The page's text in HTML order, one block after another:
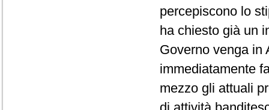
percepiscono lo
ha chiesto già un
Governo venga in
immediatamente
mezzo gli attuali